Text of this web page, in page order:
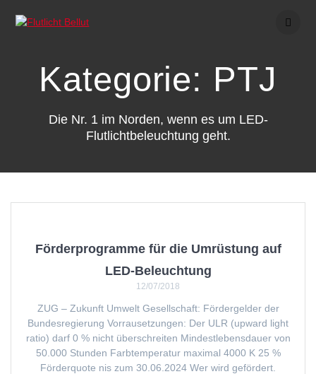
Kategorie: PTJ
Die Nr. 1 im Norden, wenn es um LED-
Flutlichtbeleuchtung geht.
Förderprogramme für die Umrüstung auf
LED-Beleuchtung
12/07/2018
ZUG – Zukunft Umwelt Gesellschaft: Fördergelder der
Bundesregierung Vorrausetzungen: Der ULR (upward light
ratio) darf 0 % nicht überschreiten Mindestlebensdauer von
50.000 Stunden Farbtemperatur maximal 4000 K 25 %
Förderquote nis zum 30.06.2024 Wer wird gefördert.